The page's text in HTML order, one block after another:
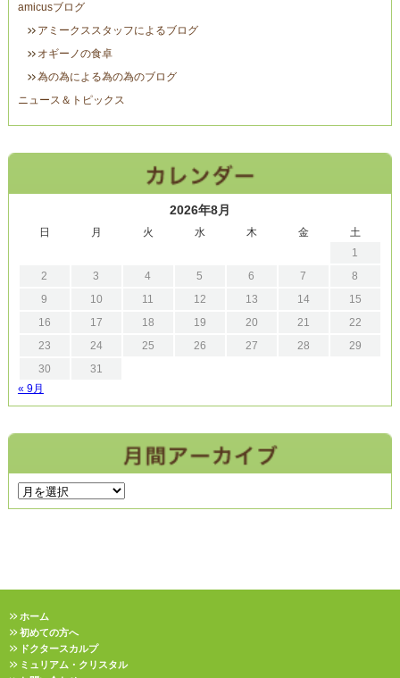
amicusブログ
アミークススタッフによるブログ
オギーノの食卓
為の為による為の為のブログ
ニュース＆トピックス
2026年8月
日 月 火 水 木 金
土
1
2
3 4 5 6 7
8
9
10 11 12 13 14
15
16
17 18 19 20 21
22
23
24 25 26 27 28
29
30
31
« 9月
ホーム
初めての方へ
ドクタースカルプ
ミュリアム・クリスタル